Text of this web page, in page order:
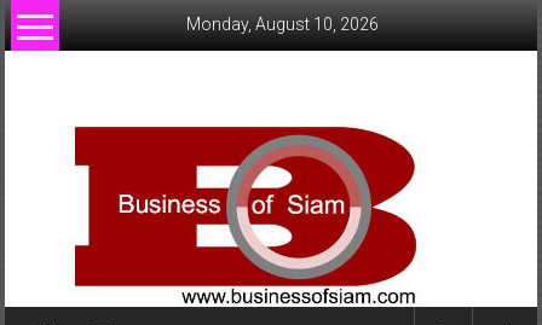
Skip
to
Monday, August 10, 2026